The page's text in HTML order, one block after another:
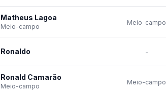
Matheus Lagoa
Meio-campo
Meio-campo
Ronaldo -
Ronald Camarão
Meio-campo
Meio-campo